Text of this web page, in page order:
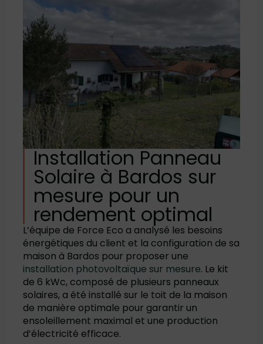
Installation Panneau
Solaire à Bardos sur
mesure pour un
rendement optimal
L’équipe de Force Eco a analysé les besoins
énergétiques du client et la configuration de sa
maison à Bardos pour proposer une
installation photovoltaïque sur mesure. Le kit
de 6 kWc, composé de plusieurs panneaux
solaires, a été installé sur le toit de la maison
de manière optimale pour garantir un
ensoleillement maximal et une production
d’électricité efficace.